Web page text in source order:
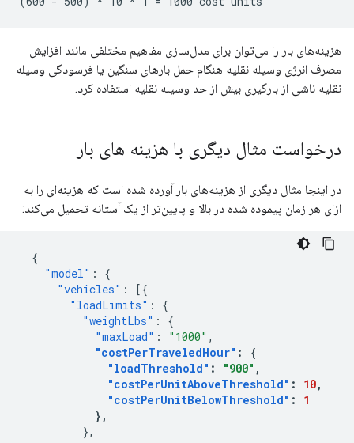
هزینه‌های بار را می‌توان برای مدل‌سازی مفاهیم مختلفی مانند افزایش
مصرف انرژی وسیله نقلیه هنگام حمل بارهای سنگین یا فرسودگی وسیله
نقلیه ناشی از بارگیری بیش از حد وسیله نقلیه استفاده کرد.
درخواست مثال دیگری با هزینه های بار
در اینجا مثال دیگری از هزینه‌های بار آورده شده است که هزینه‌ای را به
ازای هر زمان پیموده شده در بالا و پایین‌تر از یک آستانه تحمیل می‌کند:
{
"model" :
{
"vehicles" :
[{
"loadLimits" :
{
"weightLbs" :
{
"maxLoad" : "1000" ,
"costPerTraveledHour" :
{
"loadThreshold" : "900" ,
"costPerUnitAboveThreshold" : 10,
"costPerUnitBelowThreshold" :
1
},
},